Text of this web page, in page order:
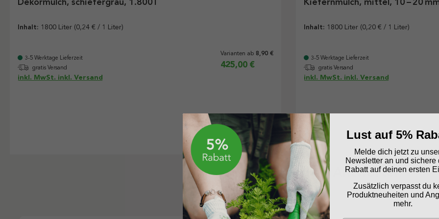
Inhalt: 1800 Liter (0,24 € / 1 Liter)
3-5 Werktage Lieferzeit
gratis Versand
Varianten ab 8,90 €
425,00 €
inkl. MwSt. inkl. Versand
Inhalt: 1800 Liter (0,20 € / 1 Liter)
3-5 Werktage Lieferzeit
gratis Versand
inkl. MwSt. inkl. Versand
Fragen und Antworten
Lust auf 5%
Melde dich jetzt zu
Newsletter an und sichere
Rabatt auf deinen ersten
Zusätzlich verpasst du
Produktneuheiten und
mehr.